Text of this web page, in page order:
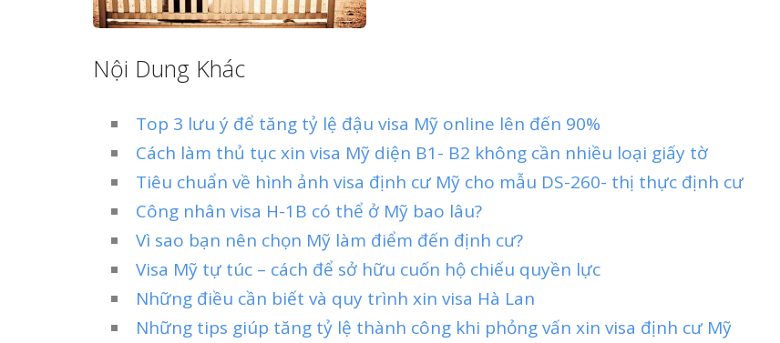
Nội Dung Khác
Top 3 lưu ý để tăng tỷ lệ đậu visa Mỹ online lên đến 90%
Cách làm thủ tục xin visa Mỹ diện B1- B2 không cần nhiều loại giấy tờ
Tiêu chuẩn về hình ảnh visa định cư Mỹ cho mẫu DS-260- thị thực định cư
Công nhân visa H-1B có thể ở Mỹ bao lâu?
Vì sao bạn nên chọn Mỹ làm điểm đến định cư?
Visa Mỹ tự túc – cách để sở hữu cuốn hộ chiếu quyền lực
Những điều cần biết và quy trình xin visa Hà Lan
Những tips giúp tăng tỷ lệ thành công khi phỏng vấn xin visa định cư Mỹ